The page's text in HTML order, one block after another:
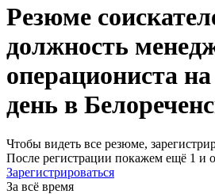
Резюме
должность
операциониста
день в
Чтобы видеть все резюме,
После регистрации покажем ещё 1 и
Зарегистрироваться
За всё время